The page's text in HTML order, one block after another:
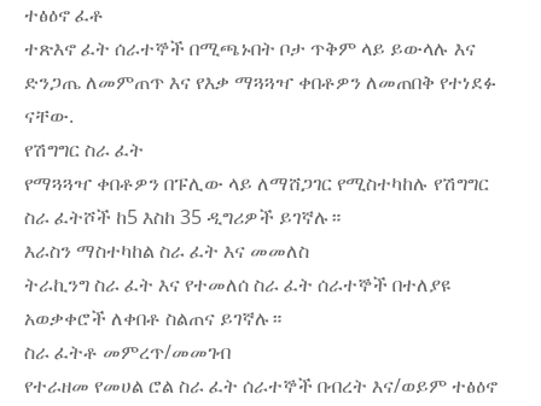
ተፅዕኖ ፈቶ
ተጽእኖ ፈት ሰራተኞች በሚጫኑበት ቦታ ጥቅም ላይ ይውላሉ እና
ድንጋጤ ለመምጠጥ እና የእቃ ማጓጓዣ ቀበቶዎን ለመጠበቅ የተነደፉ
ናቸው.
የሽግግር ስራ ፈት
የማጓጓዣ ቀበቶዎን በፑሊው ላይ ለማሸጋገር የሚስተካከሉ የሽግግር
ስራ ፈትሾች ከ5 እስከ 35 ዲግሪዎች ይገኛሉ።
እራስን ማስተካከል ስራ ፈት እና መመለስ
ትራኪንግ ስራ ፈት እና የተመለሰ ስራ ፈት ሰራተኞች በተለያዩ
አወቃቀሮች ለቀበቶ ስልጠና ይገኛሉ።
ስራ ፈትቶ መምረጥ/መመገብ
የተራዘመ የመሀል ሮል ስራ ፈት ሰራተኞች በብረት እና/ወይም ተፅዕኖ